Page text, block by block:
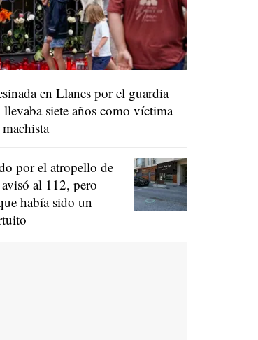
en Llanes por el guardia
siete años como víctima
por el atropello de
al 112, pero
había sido un